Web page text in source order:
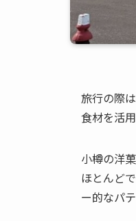
旅行の際
食材を活
小樽の洋
ほとんど
ー的なパ